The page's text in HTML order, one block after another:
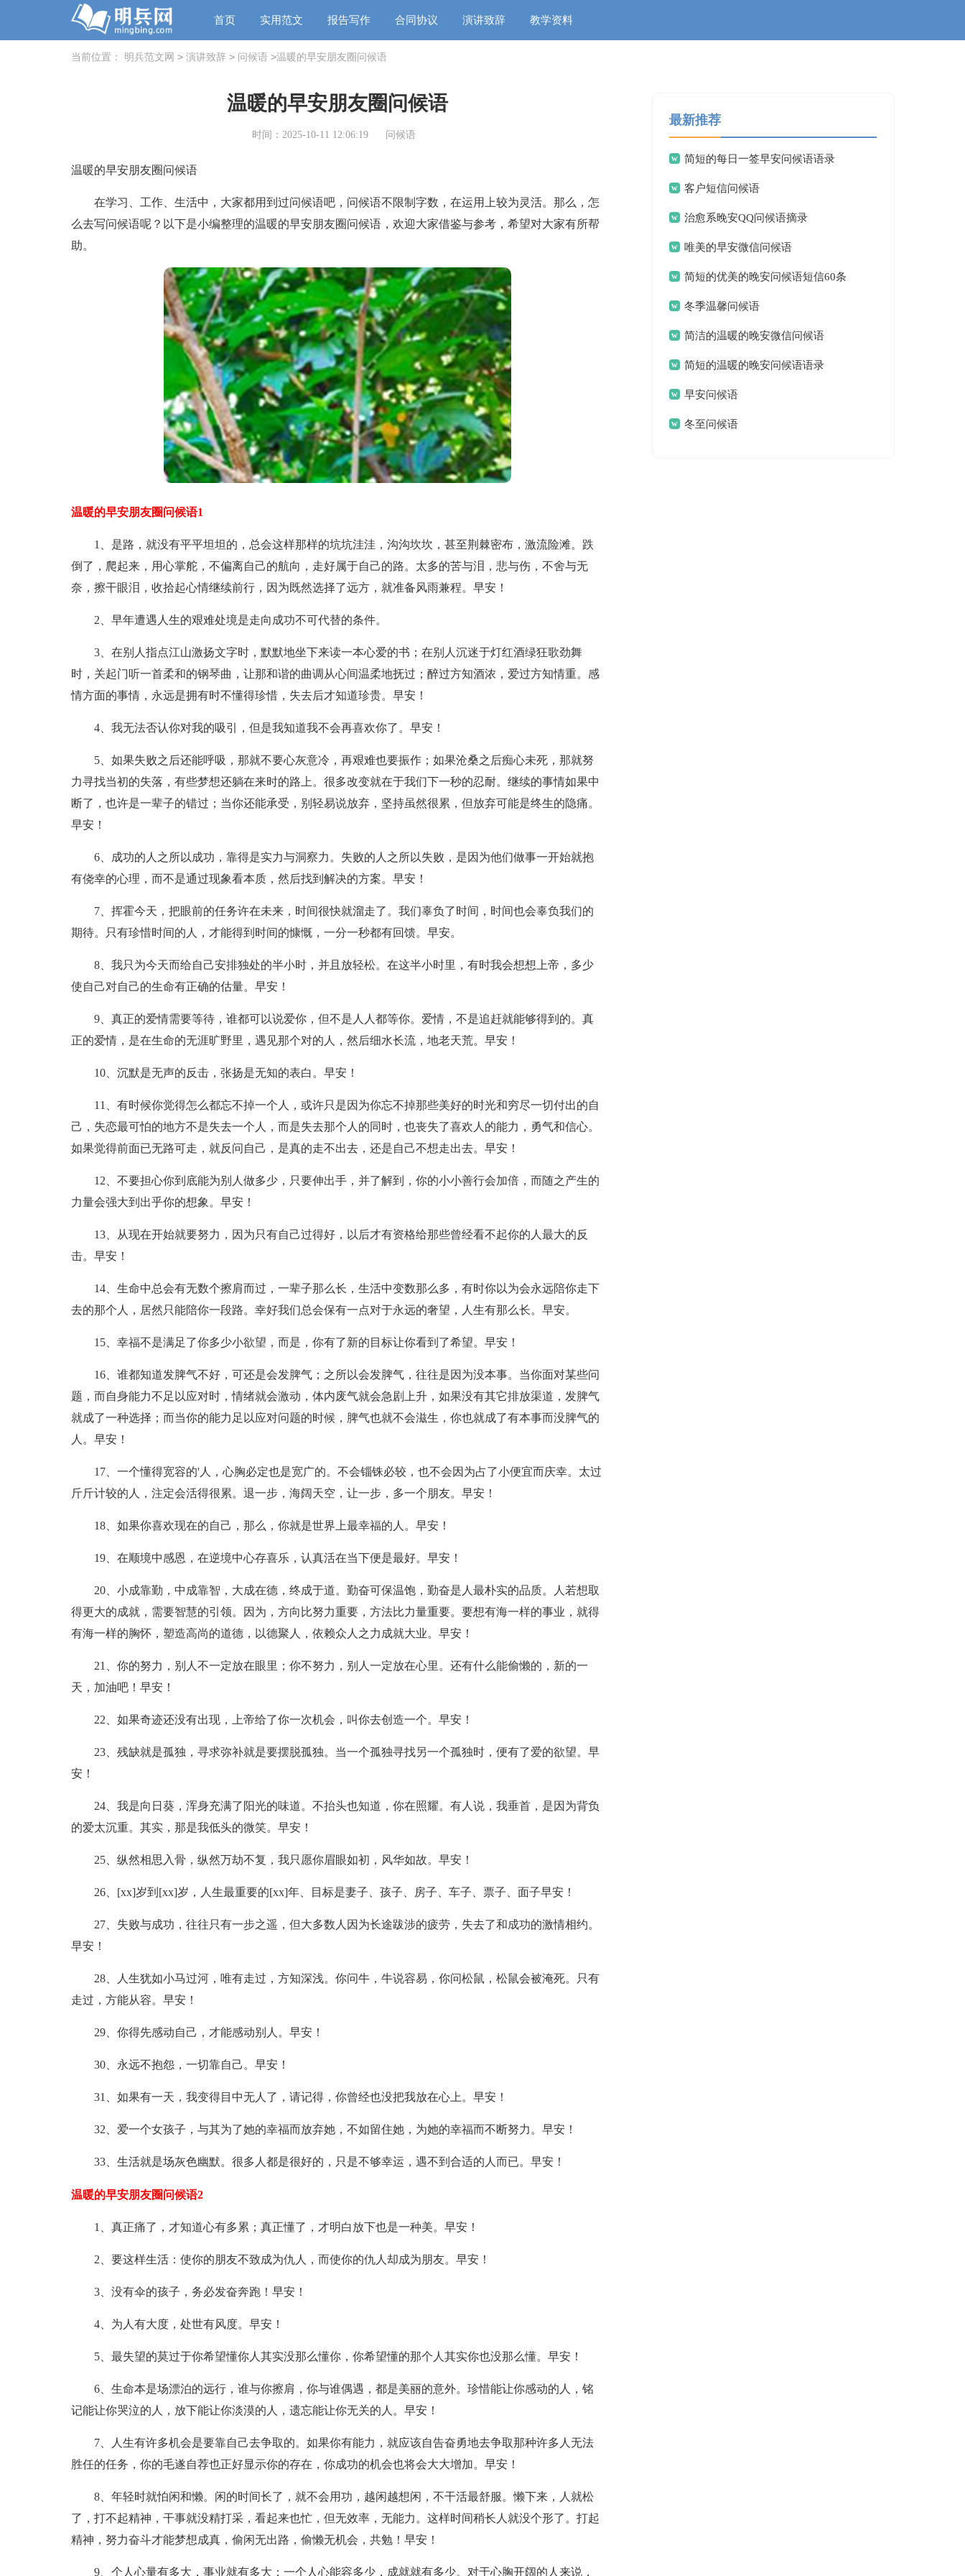
首页 实用范文 报告写作 合同协议 演讲致辞 教学资料
当前位置： 明兵范文网 > 演讲致辞 > 问候语 >温暖的早安朋友圈问候语
温暖的早安朋友圈问候语
时间：2025-10-11 12:06:19 问候语
温暖的早安朋友圈问候语
在学习、工作、生活中，大家都用到过问候语吧，问候语不限制字数，在运用上较为灵活。那么，怎
么去写问候语呢？以下是小编整理的温暖的早安朋友圈问候语，欢迎大家借鉴与参考，希望对大家有所帮
助。
温暖的早安朋友圈问候语1
1、是路，就没有平平坦坦的，总会这样那样的坑坑洼洼，沟沟坎坎，甚至荆棘密布，激流险滩。跌
倒了，爬起来，用心掌舵，不偏离自己的航向，走好属于自己的路。太多的苦与泪，悲与伤，不舍与无
奈，擦干眼泪，收拾起心情继续前行，因为既然选择了远方，就准备风雨兼程。早安！
2、早年遭遇人生的艰难处境是走向成功不可代替的条件。
3、在别人指点江山激扬文字时，默默地坐下来读一本心爱的书；在别人沉迷于灯红酒绿狂歌劲舞
时，关起门听一首柔和的钢琴曲，让那和谐的曲调从心间温柔地抚过；醉过方知酒浓，爱过方知情重。感
情方面的事情，永远是拥有时不懂得珍惜，失去后才知道珍贵。早安！
4、我无法否认你对我的吸引，但是我知道我不会再喜欢你了。早安！
5、如果失败之后还能呼吸，那就不要心灰意冷，再艰难也要振作；如果沧桑之后痴心未死，那就努
力寻找当初的失落，有些梦想还躺在来时的路上。很多改变就在于我们下一秒的忍耐。继续的事情如果中
断了，也许是一辈子的错过；当你还能承受，别轻易说放弃，坚持虽然很累，但放弃可能是终生的隐痛。
早安！
6、成功的人之所以成功，靠得是实力与洞察力。失败的人之所以失败，是因为他们做事一开始就抱
有侥幸的心理，而不是通过现象看本质，然后找到解决的方案。早安！
7、挥霍今天，把眼前的任务许在未来，时间很快就溜走了。我们辜负了时间，时间也会辜负我们的
期待。只有珍惜时间的人，才能得到时间的慷慨，一分一秒都有回馈。早安。
8、我只为今天而给自己安排独处的半小时，并且放轻松。在这半小时里，有时我会想想上帝，多少
使自己对自己的生命有正确的估量。早安！
9、真正的爱情需要等待，谁都可以说爱你，但不是人人都等你。爱情，不是追赶就能够得到的。真
正的爱情，是在生命的无涯旷野里，遇见那个对的人，然后细水长流，地老天荒。早安！
10、沉默是无声的反击，张扬是无知的表白。早安！
11、有时候你觉得怎么都忘不掉一个人，或许只是因为你忘不掉那些美好的时光和穷尽一切付出的自
己，失恋最可怕的地方不是失去一个人，而是失去那个人的同时，也丧失了喜欢人的能力，勇气和信心。
如果觉得前面已无路可走，就反问自己，是真的走不出去，还是自己不想走出去。早安！
12、不要担心你到底能为别人做多少，只要伸出手，并了解到，你的小小善行会加倍，而随之产生的
力量会强大到出乎你的想象。早安！
13、从现在开始就要努力，因为只有自己过得好，以后才有资格给那些曾经看不起你的人最大的反
击。早安！
14、生命中总会有无数个擦肩而过，一辈子那么长，生活中变数那么多，有时你以为会永远陪你走下
去的那个人，居然只能陪你一段路。幸好我们总会保有一点对于永远的奢望，人生有那么长。早安。
15、幸福不是满足了你多少小欲望，而是，你有了新的目标让你看到了希望。早安！
16、谁都知道发脾气不好，可还是会发脾气；之所以会发脾气，往往是因为没本事。当你面对某些问
题，而自身能力不足以应对时，情绪就会激动，体内废气就会急剧上升，如果没有其它排放渠道，发脾气
就成了一种选择；而当你的能力足以应对问题的时候，脾气也就不会滋生，你也就成了有本事而没脾气的
人。早安！
17、一个懂得宽容的'人，心胸必定也是宽广的。不会锱铢必较，也不会因为占了小便宜而庆幸。太过
斤斤计较的人，注定会活得很累。退一步，海阔天空，让一步，多一个朋友。早安！
18、如果你喜欢现在的自己，那么，你就是世界上最幸福的人。早安！
19、在顺境中感恩，在逆境中心存喜乐，认真活在当下便是最好。早安！
20、小成靠勤，中成靠智，大成在德，终成于道。勤奋可保温饱，勤奋是人最朴实的品质。人若想取
得更大的成就，需要智慧的引领。因为，方向比努力重要，方法比力量重要。要想有海一样的事业，就得
有海一样的胸怀，塑造高尚的道德，以德聚人，依赖众人之力成就大业。早安！
21、你的努力，别人不一定放在眼里；你不努力，别人一定放在心里。还有什么能偷懒的，新的一
天，加油吧！早安！
22、如果奇迹还没有出现，上帝给了你一次机会，叫你去创造一个。早安！
23、残缺就是孤独，寻求弥补就是要摆脱孤独。当一个孤独寻找另一个孤独时，便有了爱的欲望。早
安！
24、我是向日葵，浑身充满了阳光的味道。不抬头也知道，你在照耀。有人说，我垂首，是因为背负
的爱太沉重。其实，那是我低头的微笑。早安！
25、纵然相思入骨，纵然万劫不复，我只愿你眉眼如初，风华如故。早安！
26、[xx]岁到[xx]岁，人生最重要的[xx]年、目标是妻子、孩子、房子、车子、票子、面子早安！
27、失败与成功，往往只有一步之遥，但大多数人因为长途跋涉的疲劳，失去了和成功的激情相约。
早安！
28、人生犹如小马过河，唯有走过，方知深浅。你问牛，牛说容易，你问松鼠，松鼠会被淹死。只有
走过，方能从容。早安！
29、你得先感动自己，才能感动别人。早安！
30、永远不抱怨，一切靠自己。早安！
31、如果有一天，我变得目中无人了，请记得，你曾经也没把我放在心上。早安！
32、爱一个女孩子，与其为了她的幸福而放弃她，不如留住她，为她的幸福而不断努力。早安！
33、生活就是场灰色幽默。很多人都是很好的，只是不够幸运，遇不到合适的人而已。早安！
温暖的早安朋友圈问候语2
1、真正痛了，才知道心有多累；真正懂了，才明白放下也是一种美。早安！
2、要这样生活：使你的朋友不致成为仇人，而使你的仇人却成为朋友。早安！
3、没有伞的孩子，务必发奋奔跑！早安！
4、为人有大度，处世有风度。早安！
5、最失望的莫过于你希望懂你人其实没那么懂你，你希望懂的那个人其实你也没那么懂。早安！
6、生命本是场漂泊的远行，谁与你擦肩，你与谁偶遇，都是美丽的意外。珍惜能让你感动的人，铭
记能让你哭泣的人，放下能让你淡漠的人，遗忘能让你无关的人。早安！
7、人生有许多机会是要靠自己去争取的。如果你有能力，就应该自告奋勇地去争取那种许多人无法
胜任的任务，你的毛遂自荐也正好显示你的存在，你成功的机会也将会大大增加。早安！
8、年轻时就怕闲和懒。闲的时间长了，就不会用功，越闲越想闲，不干活最舒服。懒下来，人就松
了，打不起精神，干事就没精打采，看起来也忙，但无效率，无能力。这样时间稍长人就没个形了。打起
精神，努力奋斗才能梦想成真，偷闲无出路，偷懒无机会，共勉！早安！
9、个人心量有多大，事业就有多大；一个人心能容多少，成就就有多少。对于心胸开阔的人来说，
最新推荐
简短的每日一签早安问候语语录
客户短信问候语
治愈系晚安QQ问候语摘录
唯美的早安微信问候语
简短的优美的晚安问候语短信60条
冬季温馨问候语
简洁的温暖的晚安微信问候语
简短的温暖的晚安问候语语录
早安问候语
冬至问候语